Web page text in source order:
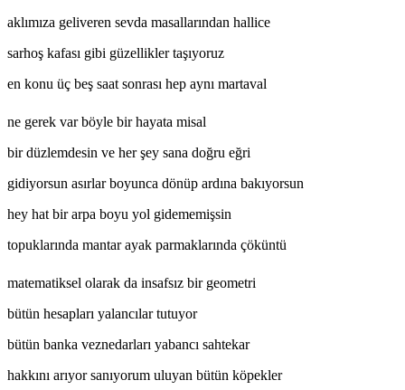
aklımıza geliveren sevda masallarından hallice
sarhoş kafası gibi güzellikler taşıyoruz
en konu üç beş saat sonrası hep aynı martaval
ne gerek var böyle bir hayata misal
bir düzlemdesin ve her şey sana doğru eğri
gidiyorsun asırlar boyunca dönüp ardına bakıyorsun
hey hat bir arpa boyu yol gidememişsin
topuklarında mantar ayak parmaklarında çöküntü
matematiksel olarak da insafsız bir geometri
bütün hesapları yalancılar tutuyor
bütün banka veznedarları yabancı sahtekar
hakkını arıyor sanıyorum uluyan bütün köpekler